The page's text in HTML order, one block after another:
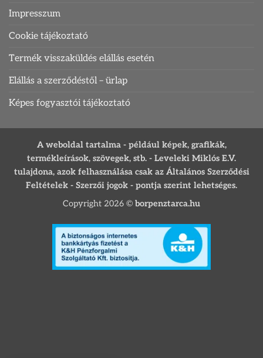
Impresszum
Cookie tájékoztató
Termék visszaküldés elállás esetén
Elállás a szerződéstől – ürlap
Képes fogyasztói tájékoztató
A weboldal tartalma - például képek, grafikák,
termékleírások, szövegek, stb. - Leveleki Miklós E.V.
tulajdona, azok felhasználása csak az Általános Szerződési
Feltételek - Szerzői jogok - pontja szerint lehetséges.
Copyright 2026 © borpenztarca.hu